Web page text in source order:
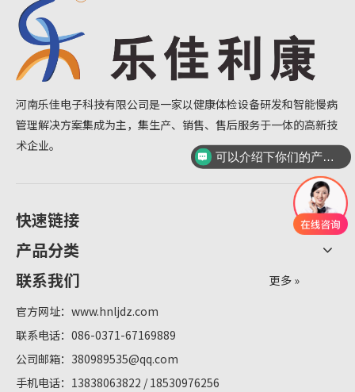
河南乐佳电子科技有限公司是一家以健康体检设备研发和智能慢病
管理解决方案集成为主，集生产、销售、售后服务于一体的高新技
术企业。
快速链接
产品分类
联系我们
更多 »
官方网址： www.hnljdz.com
联系电话：086-0371-67169889
公司邮箱： 380989535@qq.com
手机电话：13838063822 / 18530976256
可以介绍下你们的产品么？